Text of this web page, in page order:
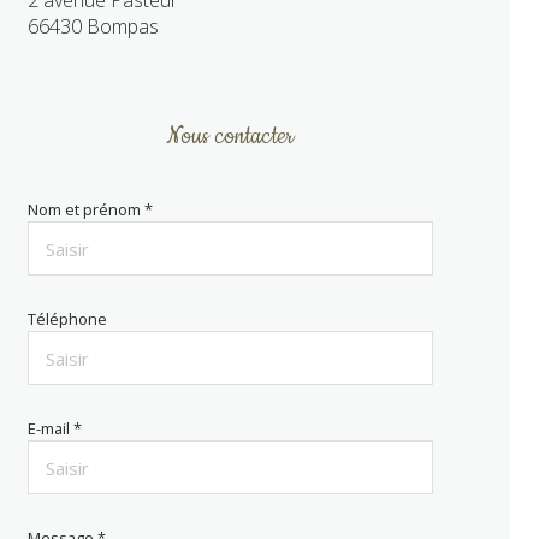
66430 Bompas
Nous contacter
Nom et prénom *
Téléphone
E-mail *